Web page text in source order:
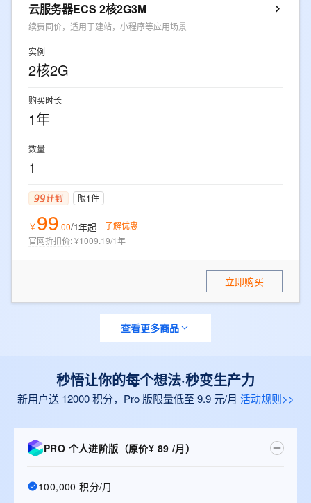
云服务器ECS 2核2G3M
续费同价，适用于建站，小程序等应用场景
实例
2核2G
购买时长
1年
数量
1
限1件
￥99.00/1年起
了解优惠
官网折扣价:¥1009.19/1年
立即购买
查看更多商品
秒悟让你的每个想法·秒变生产力
新用户送 12000 积分，Pro 版限量低至 9.9 元/月 活动规则>>
PRO 个人进阶版（原价¥ 89 /月）
100,000 积分/月